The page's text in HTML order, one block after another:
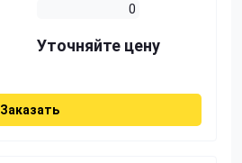
0
Уточняйте цену
Заказать